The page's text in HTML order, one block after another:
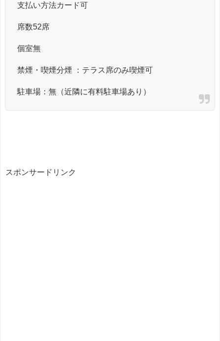
支払い方法カード可
席数52席
個室無
禁煙・喫煙分煙 ：テラス席のみ喫煙可
駐車場：無（近隣に有料駐車場あり）
スポンサードリンク